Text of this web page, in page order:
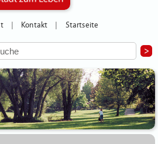
Kontakt Startseite